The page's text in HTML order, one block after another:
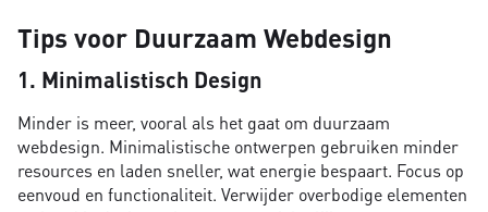
Tips voor Duurzaam Webdesign
1. Minimalistisch Design
Minder is meer, vooral als het gaat om duurzaam
webdesign. Minimalistische ontwerpen gebruiken minder
resources en laden sneller, wat energie bespaart. Focus op
eenvoud en functionaliteit. Verwijder overbodige elementen